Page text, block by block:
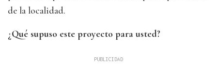
de la localidad.
¿Qué supuso este proyecto para usted?